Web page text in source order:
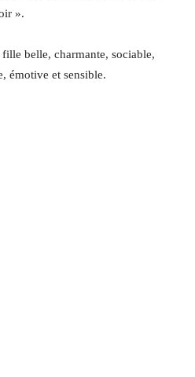
».
fille belle, charmante, sociable,
émotive et sensible.